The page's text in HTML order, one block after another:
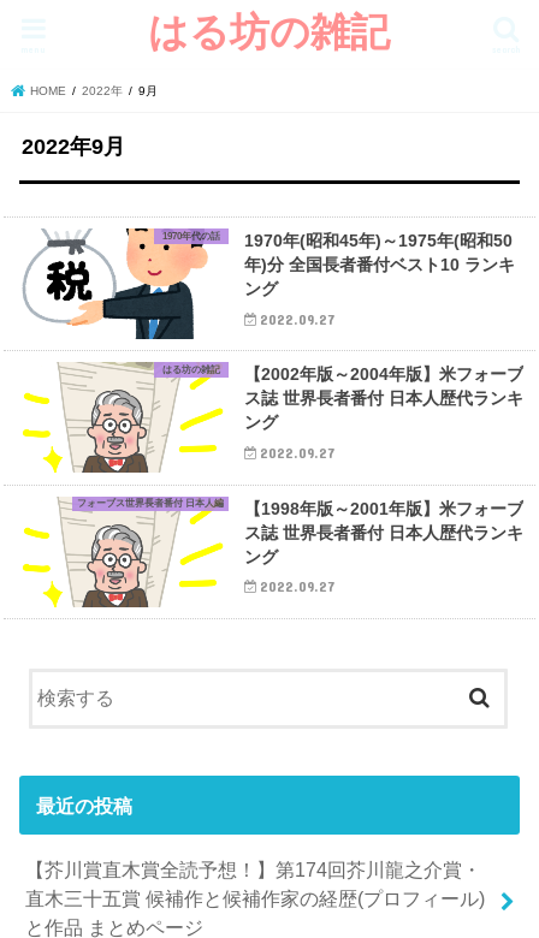
はる坊の雑記
HOME 2022年 9月
2022年9月
1970年代の話
1970年(昭和45年)～1975年(昭和50
年)分 全国長者番付ベスト10 ランキ
ング
2022.09.27
はる坊の雑記
【2002年版～2004年版】米フォーブ
ス誌 世界長者番付 日本人歴代ランキ
ング
2022.09.27
フォーブス世界長者番付 日本人編
【1998年版～2001年版】米フォーブ
ス誌 世界長者番付 日本人歴代ランキ
ング
2022.09.27
最近の投稿
【芥川賞直木賞全読予想！】第174回芥川龍之介賞・
直木三十五賞 候補作と候補作家の経歴(プロフィール)
と作品 まとめページ